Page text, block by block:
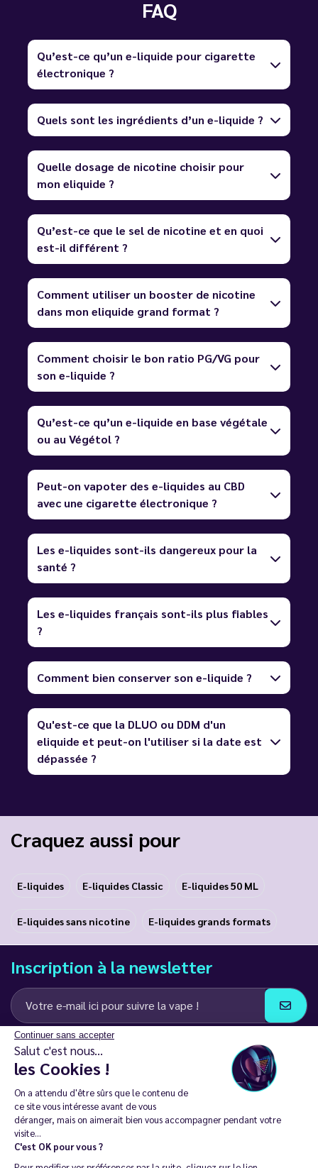
Continuer sans accepter
Salut c'est nous...
les Cookies !
On a attendu d'être sûrs que le contenu de
ce site vous intéresse avant de vous
déranger, mais on aimerait bien vous accompagner pendant votre
visite...
C'est OK pour vous ?
FAQ
Qu’est-ce qu’un e-liquide pour cigarette
électronique ?
Quels sont les ingrédients d’un e-liquide ?
Quelle dosage de nicotine choisir pour
mon eliquide ?
Qu’est-ce que le sel de nicotine et en quoi
est-il différent ?
Comment utiliser un booster de nicotine
dans mon eliquide grand format ?
Comment choisir le bon ratio PG/VG pour
son e-liquide ?
Qu’est-ce qu’un e-liquide en base végétale
ou au Végétol ?
Peut-on vapoter des e-liquides au CBD
avec une cigarette électronique ?
Les e-liquides sont-ils dangereux pour la
santé ?
Les e-liquides français sont-ils plus fiables
?
Comment bien conserver son e-liquide ?
Qu'est-ce que la DLUO ou DDM d'un
eliquide et peut-on l'utiliser si la date est
dépassée ?
Craquez aussi pour
E-liquides E-liquides Classic E-liquides 50 ML
E-liquides sans nicotine E-liquides grands formats
Inscription à la newsletter
J’accepte de recevoir des communications e-mail et SMS de la part de
LD Groupe
Restez en contact
La vente de cigarette électronique est interdite chez les moins de